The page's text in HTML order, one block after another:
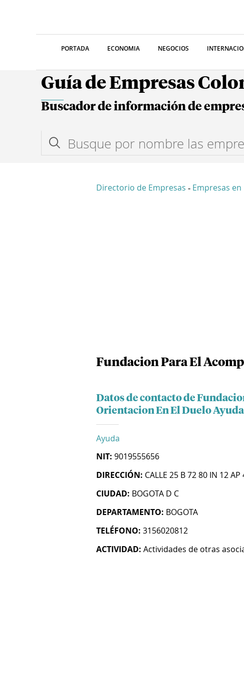
PORTADA ECONOMIA NEGOCIOS
Guía de Empresas
Buscador de información de
Directorio de Empresas - Empresas en
Fundacion Para El
Datos de contacto de
Orientacion En El Duelo
Ayuda
NIT: 9019555656
DIRECCIÓN: CALLE 25 B 72 80 IN 12 AP
CIUDAD: BOGOTA D C
DEPARTAMENTO: BOGOTA
TELÉFONO: 3156020812
ACTIVIDAD: Actividades de otras